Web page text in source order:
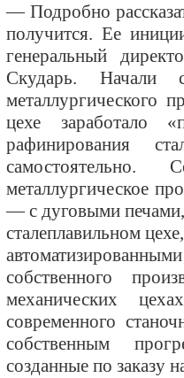
— Подробно
получится. Ее
генеральный
Скударь. Начали
металлургического
цехе заработало
рафинирования
металлургическое
— с дуговыми
сталеплавильном
собственного
механических
современного
собственным
созданные по заказу